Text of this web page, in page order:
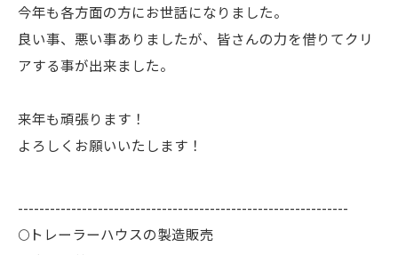
今年も各方面の方にお世話になりました。
良い事、悪い事ありましたが、皆さんの力を借りてクリ
アする事が出来ました。
来年も頑張ります！
よろしくお願いいたします！
--------------------------------------------------------------
🌕️トレーラーハウスの製造販売